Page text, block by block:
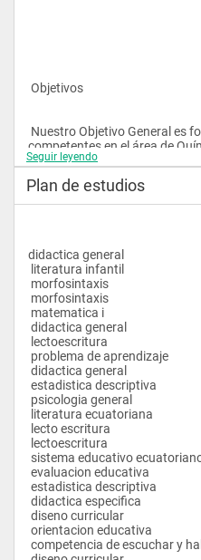
Objetivos
competentes en el área de
conocimientos y orientación
Como objetivos específicos:
psicopedagógicos.
Biología, con destrezas en el
Involucrar a los estudiantes a
Educar a los estudiantes en el
Perfil de Formación Social y
> Docente de nivel medio y
> Supervisor de Educación.
> Orientador Educativo.
> Auxiliar de Laboratorio de
> Emprendedores de
> Educador comunitario en
> Participa y ejecuta en la
> Maneja y elabora módulos
> Planifica acciones técnicas
Seguir leyendo
Plan de estudios
didactica general
literatura infantil
morfosintaxis
morfosintaxis
matematica i
didactica general
lectoescritura
problema de aprendizaje
didactica general
estadistica descriptiva
psicologia general
literatura ecuatoriana
lecto escritura
lectoescritura
sistema educativo
evaluacion educativa
estadistica descriptiva
didactica especifica
diseno curricular
orientacion educativa
competencia de escuchar y